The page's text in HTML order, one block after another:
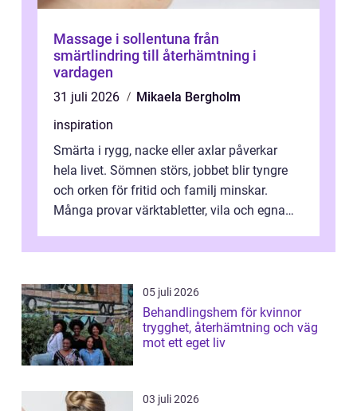
Massage i sollentuna från
smärtlindring till återhämtning i
vardagen
31 juli 2026
Mikaela Bergholm
inspiration
Smärta i rygg, nacke eller axlar påverkar
hela livet. Sömnen störs, jobbet blir tyngre
och orken för fritid och familj minskar.
Många provar värktabletter, vila och egna
05 juli 2026
Behandlingshem för kvinnor
trygghet, återhämtning och väg
mot ett eget liv
03 juli 2026